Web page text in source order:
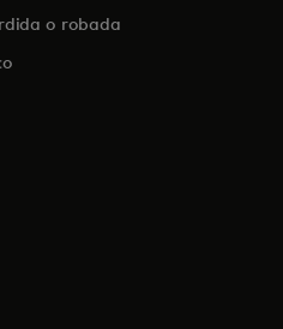
o robada
nueva
abre en una pestaña nueva